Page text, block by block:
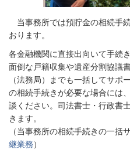
当事務所では預貯金の相続手
おります。
各金融機関に直接出向いて手続
面倒な戸籍収集や遺産分割協議
（法務局）までも一括してサポ
の相続手続きが必要な場合には
談ください。司法書士・行政書
きます。
（当事務所の相続手続きの一
継業務）